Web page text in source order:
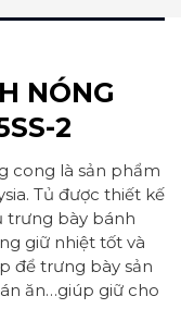
NÓNG
2
cong là sản phẩm
Tủ được thiết kế
trưng bày bánh
giữ nhiệt tốt và
để trưng bày sản
ăn…giúp giữ cho